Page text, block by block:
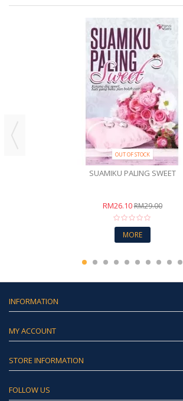
OUT OF STOCK
SUAMIKU PALING SWEET
RM26.10RM29.00
MORE
INFORMATION
MY ACCOUNT
STORE INFORMATION
FOLLOW US